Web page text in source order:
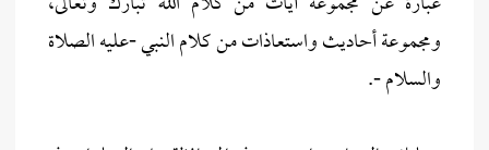
ومجموعة أحاديث واستعاذات من كلام النبي -عليه الصلاة
والسلام -.